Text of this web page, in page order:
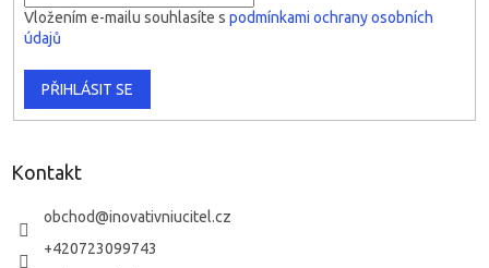
Vložením e-mailu souhlasíte s podmínkami ochrany osobních
údajů
PŘIHLÁSIT SE
Kontakt
obchod@inovativniucitel.cz
+420723099743